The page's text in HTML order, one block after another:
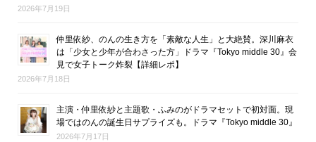
2026年7月19日
仲里依紗、のんの生き方を「素敵な人生」と大絶賛。深川麻衣
は「少女と少年が合わさった方」ドラマ『Tokyo middle 30』会
見で女子トーク炸裂【詳細レポ】
2026年7月18日
主演・仲里依紗と主題歌・ふみのがドラマセットで初対面。現
場ではのんの誕生日サプライズも。ドラマ『Tokyo middle 30』
2026年7月17日